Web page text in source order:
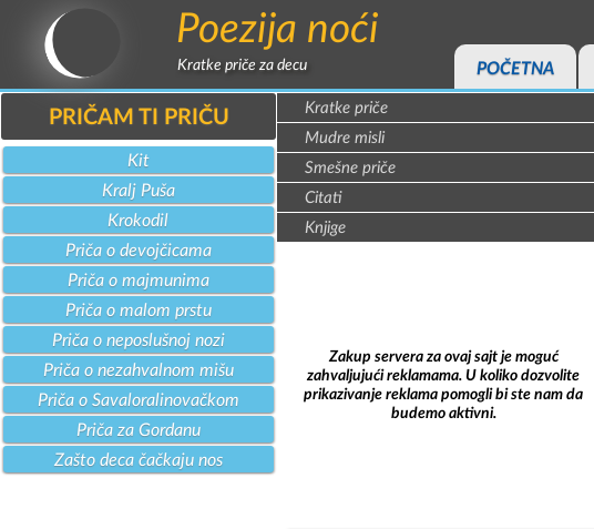
Poezija noći
POČETNA
PRIČAM TI PRIČU
Kit
Kralj Puša
Krokodil
Priča o devojčicama
Priča o majmunima
Priča o malom prstu
Priča o neposlušnoj nozi
Priča o nezahvalnom mišu
Priča o Savaloralinovačkom
Priča za Gordanu
Zašto deca čačkaju nos
Kratke priče za decu
Kratke priče
Mudre misli
Smešne priče
Citati
Knjige
Zakup servera za ovaj sajt je moguć
zahvaljujući reklamama. U koliko dozvolite
prikazivanje reklama pomogli bi ste nam da
budemo aktivni.